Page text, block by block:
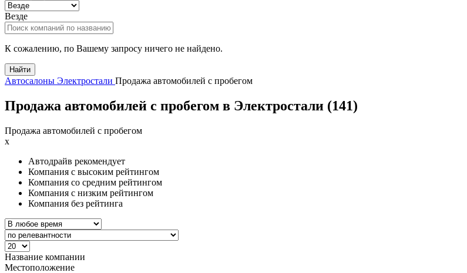
Везде
К сожалению, по Вашему запросу ничего не найдено.
Найти
Автосалоны Электростали Продажа автомобилей с пробегом
Продажа автомобилей с пробегом в Электростали (141)
Продажа автомобилей с пробегом
x
Автодрайв рекомендует
Компания с высоким рейтингом
Компания со средним рейтингом
Компания с низким рейтингом
Компания без рейтинга
Название компании
Местоположение